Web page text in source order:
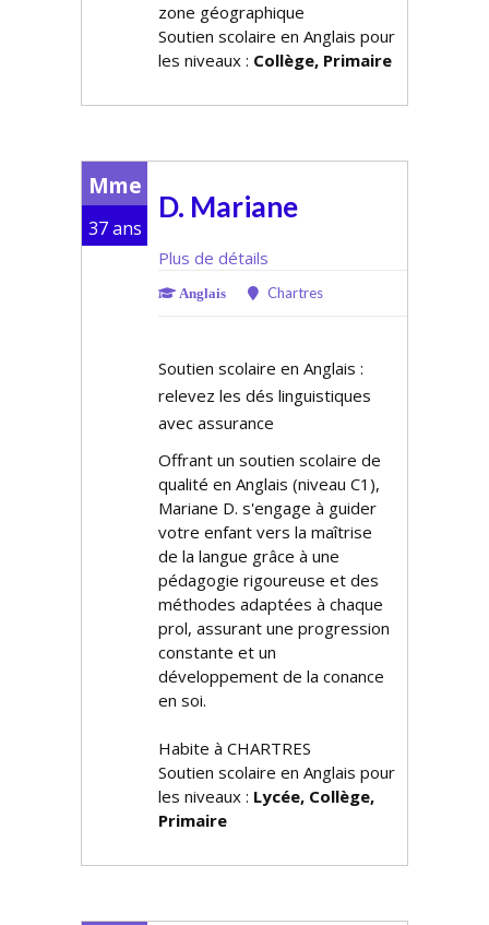
zone géographique
Soutien scolaire en Anglais pour
les niveaux : Collège, Primaire
Mme
37 ans
D. Mariane
Plus de détails
Anglais Chartres
Soutien scolaire en Anglais :
relevez les défis linguistiques
avec assurance
Offrant un soutien scolaire de
qualité en Anglais (niveau C1),
Mariane D. s'engage à guider
votre enfant vers la maîtrise
de la langue grâce à une
pédagogie rigoureuse et des
méthodes adaptées à chaque
profil, assurant une progression
constante et un
développement de la confiance
en soi.
Habite à CHARTRES
Soutien scolaire en Anglais pour
les niveaux : Lycée, Collège,
Primaire